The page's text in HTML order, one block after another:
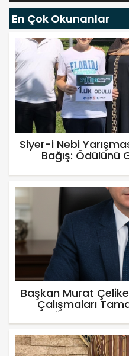
En Çok Okunanlar
Siyer-i Nebi
Bağış: Ödülünü
Başkan Murat
Çalışmaları
Taşıdığımız Sorun